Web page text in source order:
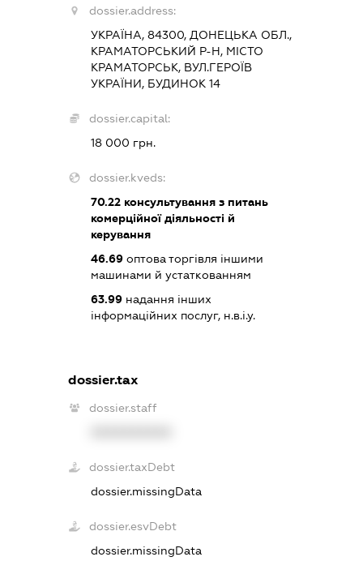
dossier.address:
УКРАЇНА, 84300, ДОНЕЦЬКА ОБЛ.,
КРАМАТОРСЬКИЙ Р-Н, МІСТО
КРАМАТОРСЬК, ВУЛ.ГЕРОЇВ
УКРАЇНИ, БУДИНОК 14
dossier.capital:
18 000 грн.
dossier.kveds:
70.22 консультування з питань
комерційної діяльності й
керування
46.69 оптова торгівля іншими
машинами й устаткованням
63.99 надання інших
інформаційних послуг, н.в.і.у.
dossier.tax
dossier.staff
dossier.taxDebt
dossier.missingData
dossier.esvDebt
dossier.missingData